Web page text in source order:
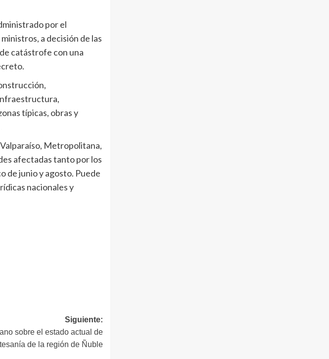
por el
a decisión de las
catástrofe con una
típicas, obras y
Metropolitana,
afectadas tanto por los
de junio y agosto. Puede
nacionales y
Siguiente:
sobre el estado actual de
de la región de Ñuble